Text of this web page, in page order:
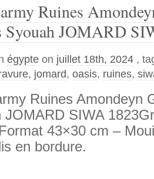
Ruines
Syouah JOMARD
égypte on juillet 18th, 2024 ,
, jomard, oasis, ruines,
Ruines Amondeyn
JOMARD SIWA
43×30 cm –
en bordure.